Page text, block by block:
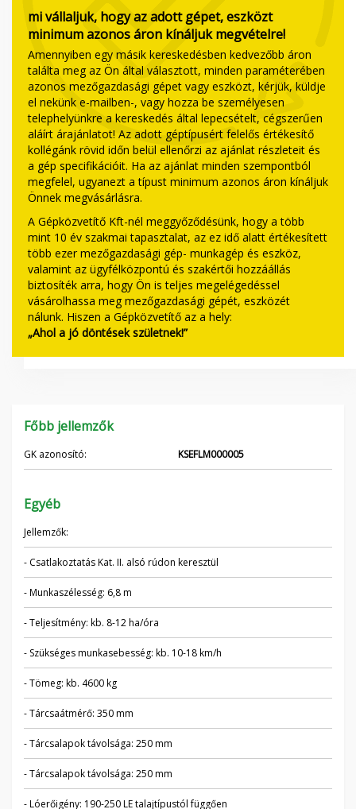
mi vállaljuk, hogy az adott gépet, eszközt
minimum azonos áron kínáljuk megvételre!
Amennyiben egy másik kereskedésben kedvezőbb áron
találta meg az Ön által választott, minden paraméterében
azonos mezőgazdasági gépet vagy eszközt, kérjük, küldje
el nekünk e-mailben-, vagy hozza be személyesen
telephelyünkre a kereskedés által lepecsételt, cégszerűen
aláírt árajánlatot! Az adott géptípusért felelős értékesítő
kollégánk rövid időn belül ellenőrzi az ajánlat részleteit és
a gép specifikációit. Ha az ajánlat minden szempontból
megfelel, ugyanezt a típust minimum azonos áron kínáljuk
Önnek megvásárlásra.
A Gépközvetítő Kft-nél meggyőződésünk, hogy a több
mint 10 év szakmai tapasztalat, az ez idő alatt értékesített
több ezer mezőgazdasági gép- munkagép és eszköz,
valamint az ügyfélközpontú és szakértői hozzáállás
biztosíték arra, hogy Ön is teljes megelégedéssel
vásárolhassa meg mezőgazdasági gépét, eszközét
nálunk. Hiszen a Gépközvetítő az a hely:
„Ahol a jó döntések születnek!”
Főbb jellemzők
GK azonosító: KSEFLM000005
Egyéb
Jellemzők:
- Csatlakoztatás Kat. II. alsó rúdon keresztül
- Munkaszélesség: 6,8 m
- Teljesítmény: kb. 8-12 ha/óra
- Szükséges munkasebesség: kb. 10-18 km/h
- Tömeg: kb. 4600 kg
- Tárcsaátmérő: 350 mm
- Tárcsalapok távolsága: 250 mm
- Tárcsalapok távolsága: 250 mm
- Lóerőigény: 190-250 LE talajtípustól függően